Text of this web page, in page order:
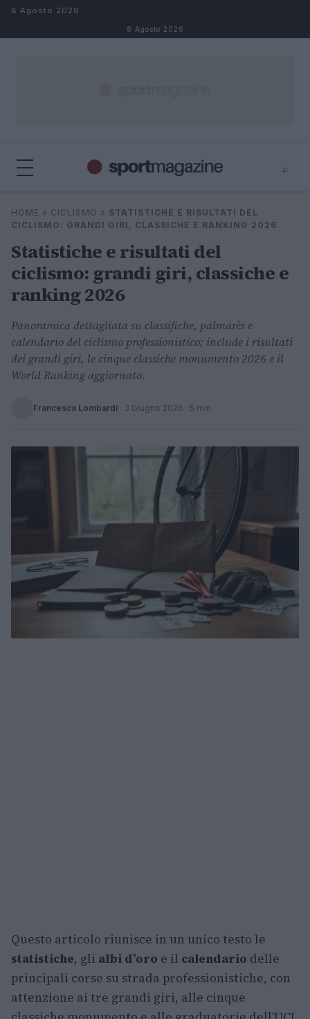
Salta al contenuto
8 Agosto 2026
8 Agosto 2026
⌕
Cerca
HOME » CICLISMO » STATISTICHE E RISULTATI DEL
CICLISMO: GRANDI GIRI, CLASSICHE E RANKING 2026
Statistiche e risultati del
ciclismo: grandi giri, classiche e
ranking 2026
Panoramica dettagliata su classifiche, palmarès e
calendario del ciclismo professionistico; include i risultati
dei grandi giri, le cinque classiche monumento 2026 e il
World Ranking aggiornato.
Francesca Lombardi · 3 Giugno 2026 · 5 min
Questo articolo riunisce in un unico testo le
statistiche, gli albi d’oro e il calendario delle
principali corse su strada professionistiche, con
attenzione ai tre grandi giri, alle cinque